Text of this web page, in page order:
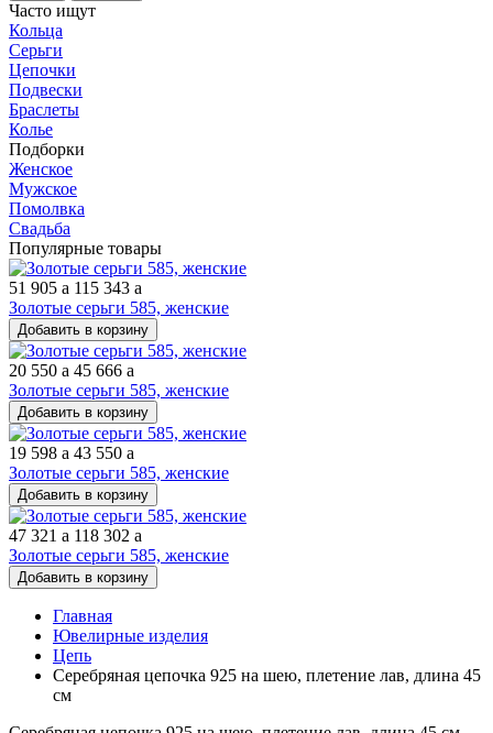
Часто ищут
Кольца
Серьги
Цепочки
Подвески
Браслеты
Колье
Подборки
Женское
Мужское
Помолвка
Свадьба
Популярные товары
51 905 a 115 343 a
Золотые серьги 585, женские
Добавить в корзину
20 550 a 45 666 a
Золотые серьги 585, женские
Добавить в корзину
19 598 a 43 550 a
Золотые серьги 585, женские
Добавить в корзину
47 321 a 118 302 a
Золотые серьги 585, женские
Добавить в корзину
Главная
Ювелирные изделия
Цепь
Серебряная цепочка 925 на шею, плетение лав, длина 45
см